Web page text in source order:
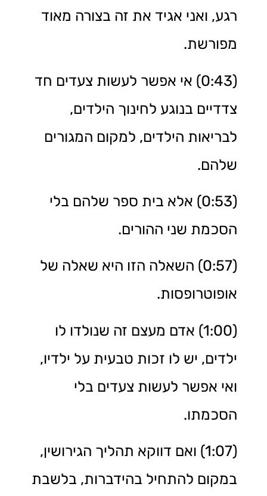
רגע, ואני אגיד את זה בצורה מאוד
מפורשת.
(0:43) אי אפשר לעשות צעדים חד
צדדיים בנוגע לחינוך הילדים,
לבריאות הילדים, למקום המגורים
שלהם.
(0:53) אלא בית ספר שלהם בלי
הסכמת שני ההורים.
(0:57) השאלה הזו היא שאלה של
אופוטרופסות.
(1:00) אדם מעצם זה שנולדו לו
ילדים, יש לו זכות טבעית על ילדיו,
ואי אפשר לעשות צעדים בלי
הסכמתו.
(1:07) ואם דווקא תהליך הגירושין,
במקום להתחיל בהידברות, בלשבת